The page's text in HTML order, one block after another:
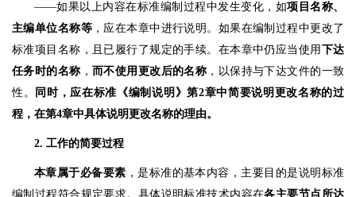
——如果以上内容在标准编制过程中发生变化，如项目名称、
主编单位名称等 ，应在本章中进行说明。如果在编制过程中更改了
标准项目名称，且已履行了规定的手续。在本章中仍应当使用 下达
任务时的名称 ， 而不使用更改后的名称 ，以保持与下达文件的一致
性。
同时，应在标准《编制说明》第2章中简要说明更改名称的过
程，在第4章中具体说明更改名称的理由。
2. 工作的简要过程
本章属于必备要素 ，是标准的基本内容，主要目的是说明标准
编制过程符合规定要求。具体说明标准技术内容在各主要节点所达